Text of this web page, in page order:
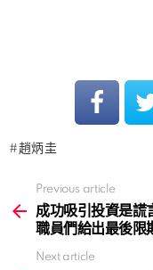
趙炳圭
more
Previous article
成功吸引投資是謊
職員們給出最後限
Next article